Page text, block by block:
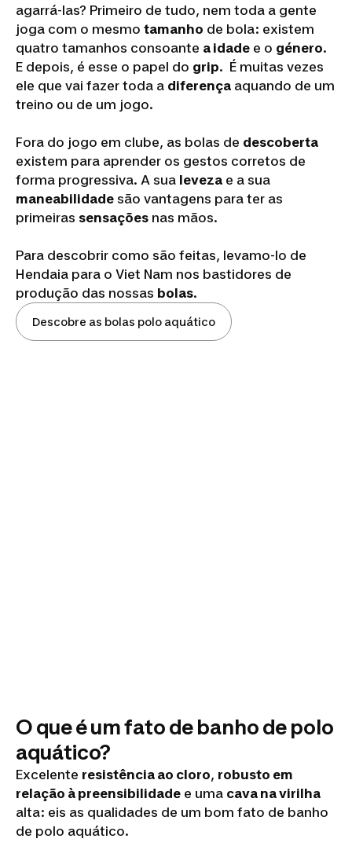
agarrá-las? Primeiro de tudo, nem toda a gente
joga com o mesmo tamanho de bola: existem
quatro tamanhos consoante a idade e o género.
E depois, é esse o papel do grip. É muitas vezes
ele que vai fazer toda a diferença aquando de um
treino ou de um jogo.
Fora do jogo em clube, as bolas de descoberta
existem para aprender os gestos corretos de
forma progressiva. A sua leveza e a sua
maneabilidade são vantagens para ter as
primeiras sensações nas mãos.
Para descobrir como são feitas, levamo-lo de
Hendaia para o Viet Nam nos bastidores de
produção das nossas bolas.
Descobre as bolas polo aquático
O que é um fato de banho de polo
aquático?
Excelente resistência ao cloro, robusto em
relação à preensibilidade e uma cava na virilha
alta: eis as qualidades de um bom fato de banho
de polo aquático.